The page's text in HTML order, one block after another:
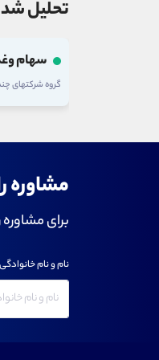
تحلیل
سهام
گروه شرکتهای
مشاوره
برای
نام و نام خانوادگی